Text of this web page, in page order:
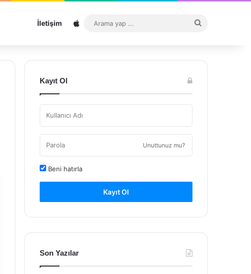
İletişim Sitemap
...
Kayıt Ol
Unuttunuz mu?
Beni hatırla
Kayıt Ol
Son Yazılar